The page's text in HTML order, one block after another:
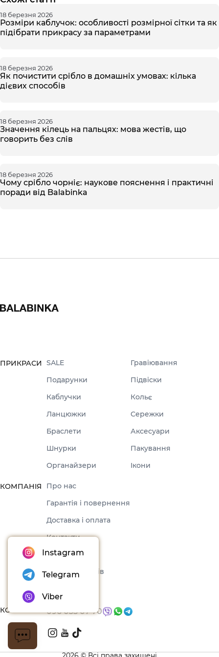
18 березня 2026
Розміри каблучок: особливості розмірної сітки та як
підібрати прикрасу за параметрами
18 березня 2026
Як почистити срібло в домашніх умовах: кілька
дієвих способів
18 березня 2026
Значення кілець на пальцях: мова жестів, що
говорить без слів
18 березня 2026
Чому срібло чорніє: наукове пояснення і практичні
поради від Balabinka
ПРИКРАСИ SALE
Гравіювання
Подарунки
Підвіски
Каблучки
Кольє
Ланцюжки
Сережки
Браслети
Аксесуари
Шнурки
Пакування
Органайзери
Ікони
КОМПАНІЯ
Про нас
Гарантія і повернення
Доставка і оплата
Контакти
Оферта
Набори товарів
КОНТАКТИ 096 035 07 70
Instagram
Telegram
Viber